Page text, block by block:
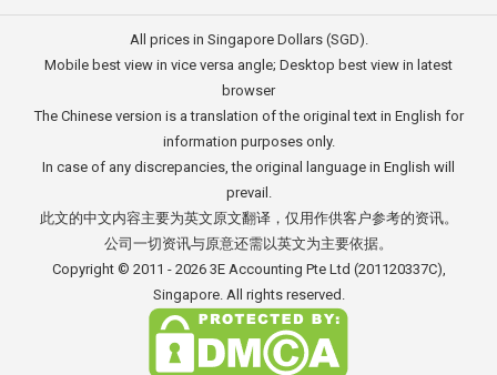
All prices in Singapore Dollars (SGD).
Mobile best view in vice versa angle; Desktop best view in latest
browser
The Chinese version is a translation of the original text in English for
information purposes only.
In case of any discrepancies, the original language in English will
prevail.
此文的中文内容主要为英文原文翻译，仅用作供客户参考的资讯。
公司一切资讯与原意还需以英文为主要依据。
Copyright © 2011 - 2026 3E Accounting Pte Ltd (201120337C),
Singapore. All rights reserved.